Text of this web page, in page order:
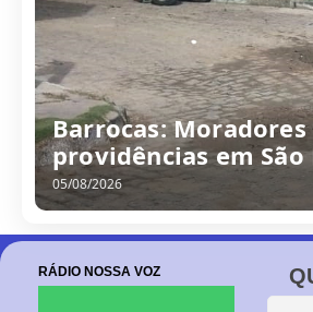
Barrocas:
providências em
05/08/2026
RÁDIO NOSSA VOZ